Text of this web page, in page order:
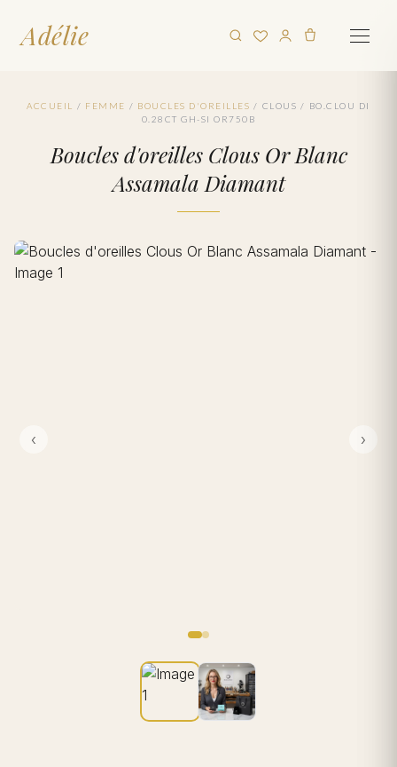
Adélie
ACCUEIL / FEMME / BOUCLES D'OREILLES / CLOUS / BO.CLOU DI
0.28CT GH-SI OR750B
Boucles d'oreilles Clous Or Blanc
Assamala Diamant
‹ ›